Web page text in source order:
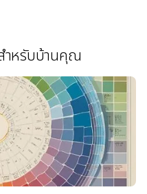
ำหรับบ้านคุณ